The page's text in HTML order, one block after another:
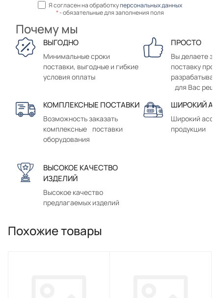
Я согласен на обработкуперсональных данных
*- обязательные для заполнения поля
Почему мы
ВЫГОДНО
Минимальные сроки
поставки, выгодные и гибкие
условия оплаты
ПРОСТО
Вы делаете
поставку
для Вас
КОМПЛЕКСНЫЕ ПОСТАВКИ
Возможность заказать
комплексные поставки
оборудования
ШИРОКИЙ
Широкий
продукции
ВЫСОКОЕ КАЧЕСТВО
ИЗДЕЛИЙ
Высокое качество
предлагаемых изделий
Похожие товары